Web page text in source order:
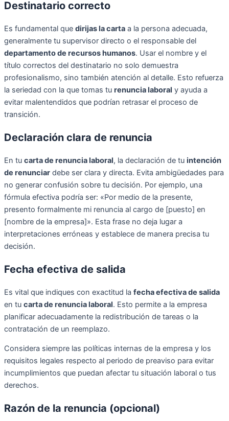
Destinatario correcto
Es fundamental que dirijas la carta a la persona adecuada,
generalmente tu supervisor directo o el responsable del
departamento de recursos humanos. Usar el nombre y el
título correctos del destinatario no solo demuestra
profesionalismo, sino también atención al detalle. Esto refuerza
la seriedad con la que tomas tu renuncia laboral y ayuda a
evitar malentendidos que podrían retrasar el proceso de
transición.
Declaración clara de renuncia
En tu carta de renuncia laboral, la declaración de tu intención
de renunciar debe ser clara y directa. Evita ambigüedades para
no generar confusión sobre tu decisión. Por ejemplo, una
fórmula efectiva podría ser: «Por medio de la presente,
presento formalmente mi renuncia al cargo de [puesto] en
[nombre de la empresa]». Esta frase no deja lugar a
interpretaciones erróneas y establece de manera precisa tu
decisión.
Fecha efectiva de salida
Es vital que indiques con exactitud la fecha efectiva de salida
en tu carta de renuncia laboral. Esto permite a la empresa
planificar adecuadamente la redistribución de tareas o la
contratación de un reemplazo.
Considera siempre las políticas internas de la empresa y los
requisitos legales respecto al periodo de preaviso para evitar
incumplimientos que puedan afectar tu situación laboral o tus
derechos.
Razón de la renuncia (opcional)